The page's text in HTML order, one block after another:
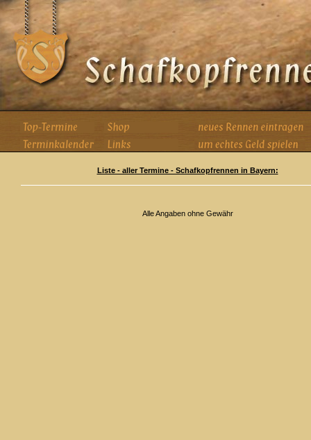
Liste - aller Termine - Schafkopfrennen in Bayern:
Alle Angaben ohne Gewähr